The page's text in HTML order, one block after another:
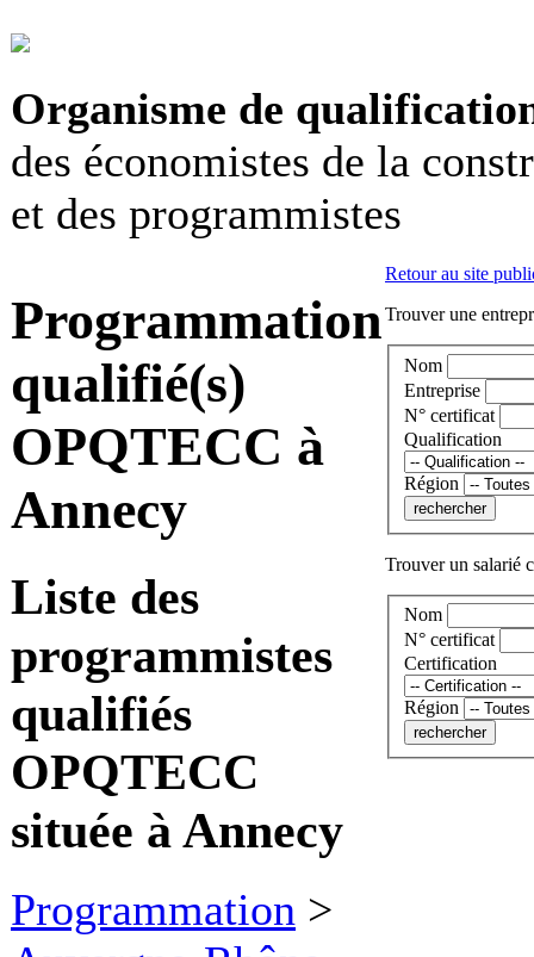
Organisme de
des économistes de la
et des programmistes
Programmation
qualifié(s)
OPQTECC à
Annecy
Liste des
programmistes
qualifiés
OPQTECC
située à Annecy
Programmation >
Retour au site
Trouver une
Nom
Entreprise
N° certificat
Qualification
Région
Trouver un salarié
Nom
N° certificat
Certification
Région